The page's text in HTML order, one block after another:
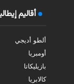
أقاليم
ألطو أديجي
أومبريا
بازيليكاتا
كالابريا